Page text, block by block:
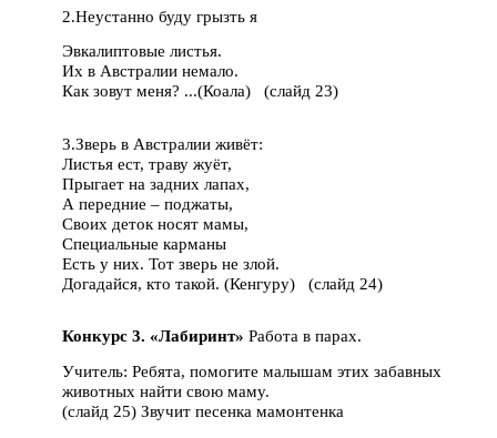
2.Неустанно буду грызть я
Эвкалиптовые листья.
Их в Австралии немало.
Как зовут меня? ...(Коала) (слайд 23)
3.Зверь в Австралии живёт:
Листья ест, траву жуёт,
Прыгает на задних лапах,
А передние – поджаты,
Своих деток носят мамы,
Специальные карманы
Есть у них. Тот зверь не злой.
Догадайся, кто такой. (Кенгуру) (слайд 24)
Конкурс 3. «Лабиринт» Работа в парах.
Учитель: Ребята, помогите малышам этих забавных
животных найти свою маму.
(слайд 25) Звучит песенка мамонтенка